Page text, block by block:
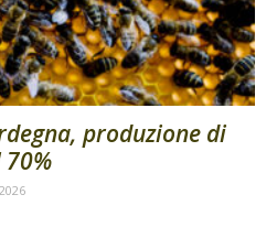
produzione di